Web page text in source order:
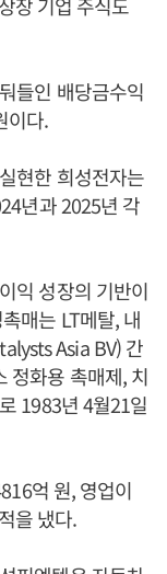
들인 배당금수익
이다.
현한 희성전자는
년과 2025년 각
익 성장의 기반이
매는 LT메탈, 내
Asia BV) 간
정화용 촉매제, 치
1983년 4월21일
억 원, 영업이
을 냈다.